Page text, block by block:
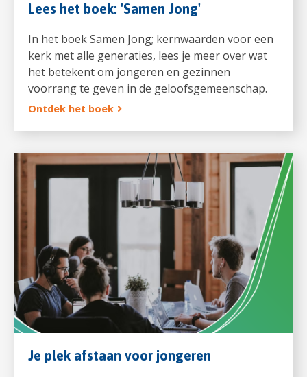
Lees het boek: 'Samen Jong'
In het boek Samen Jong; kernwaarden voor een
kerk met alle generaties, lees je meer over wat
het betekent om jongeren en gezinnen
voorrang te geven in de geloofsgemeenschap.
Ontdek het boek
Je plek afstaan voor jongeren